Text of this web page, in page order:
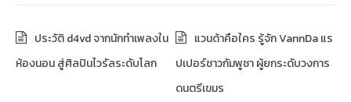
ประวัติ d4vd จากนักทำเพลงใน
ห้องนอน สู่ศิลปินไวรัลระดับโลก
แวนด้าคือใคร รู้จัก VannDa แร
ปเปอร์ชาวกัมพูชา ผู้ยกระดับวงการ
ดนตรีเขมร